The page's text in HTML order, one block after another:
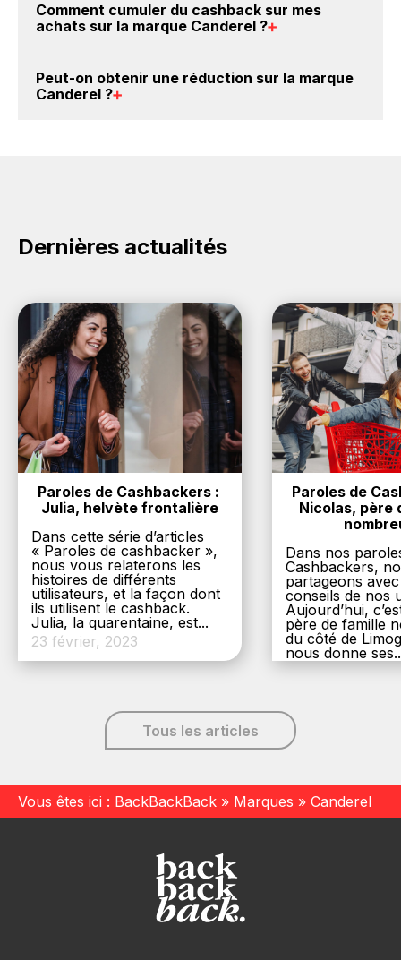
compte gratuitement pour cumuler vos réductions
cashback sur vos achats sur la marque Canderel.
Canderel.
Comment cumuler du cashback sur mes
achats sur la marque Canderel ?
Canderel : Créez votre compte sur BackBackBack et
Peut-on obtenir une réduction sur la marque
Canderel ?
Dernières actualités
Paroles de Cashbackers :
Julia, helvète frontalière
Dans cette série d’articles
« Paroles de cashbacker »,
nous vous relaterons les
histoires de différents
utilisateurs, et la façon dont
ils utilisent le cashback.
Julia, la quarentaine, est...
23 février, 2023
Paroles de
Nicolas, père
Dans nos
Cashbackers,
partageons
conseils de nos
Aujourd’hui,
père de famille
du côté de
nous donne
Tous les articles
Vous êtes ici : BackBackBack » Marques » Canderel